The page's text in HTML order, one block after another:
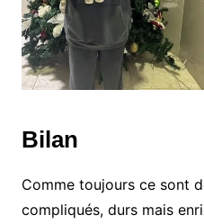
Bilan
Comme toujours ce sont
compliqués, durs mais